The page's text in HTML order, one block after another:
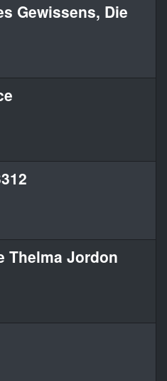
Gewissens, Die
Thelma Jordon